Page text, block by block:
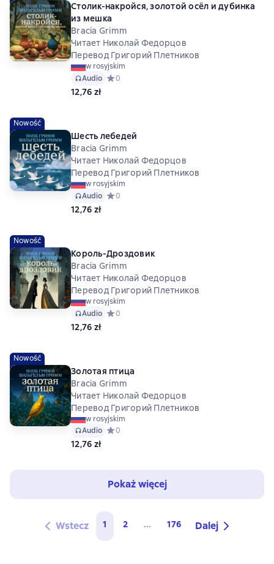
Столик-накройся, золотой осёл и дубинка
из мешка
Bracia Grimm
Читает Николай Федорцов
Перевод Григорий Плетников
w rosyjskim
Audio Средний рейтинг 0 на основе 0 оценок
0
12,76 zł
Nowość
Шесть лебедей
Bracia Grimm
Читает Николай Федорцов
Перевод Григорий Плетников
w rosyjskim
Audio Средний рейтинг 0 на основе 0 оценок
0
12,76 zł
Nowość
Король-Дроздовик
Bracia Grimm
Читает Николай Федорцов
Перевод Григорий Плетников
w rosyjskim
Audio Средний рейтинг 0 на основе 0 оценок
0
12,76 zł
Nowość
Золотая птица
Bracia Grimm
Читает Николай Федорцов
Перевод Григорий Плетников
w rosyjskim
Audio Средний рейтинг 0 на основе 0 оценок
0
12,76 zł
Pokaż więcej
Wstecz 1 2 ... 176 Dalej